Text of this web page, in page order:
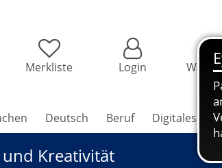
Merkliste Login
Deutsch Beruf Digitales
Kreativität